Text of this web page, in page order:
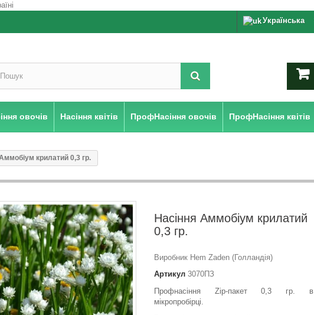
Українська
овочів Насіння квітів ПрофНасіння овочів ПрофНасіння квітів
крилатий 0,3 гр.
Насіння Аммобіум крилатий
0,3 гр.
Виробник Hem Zaden (Голландія)
Артикул 3070ПЗ
Профнасіння Zip-пакет 0,3 гр. в
мікропробірці.